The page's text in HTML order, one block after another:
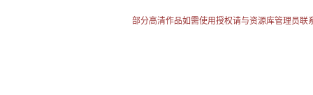
部分高清作品如需使用授权请与资源库管理员联